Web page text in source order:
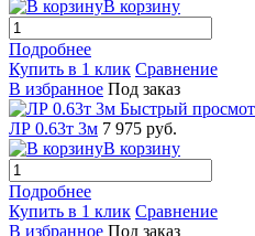
В корзину
Подробнее
Купить в 1 клик Сравнение
В избранное Под заказ
Быстрый
ЛР 0.63т 3м 7 975 руб.
В корзину
Подробнее
Купить в 1 клик Сравнение
В избранное Под заказ